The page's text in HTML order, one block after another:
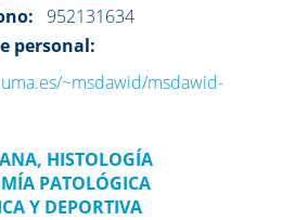
952131634
personal:
~msdawid/msdawid-
HISTOLOGÍA
PATOLÓGICA
Y DEPORTIVA